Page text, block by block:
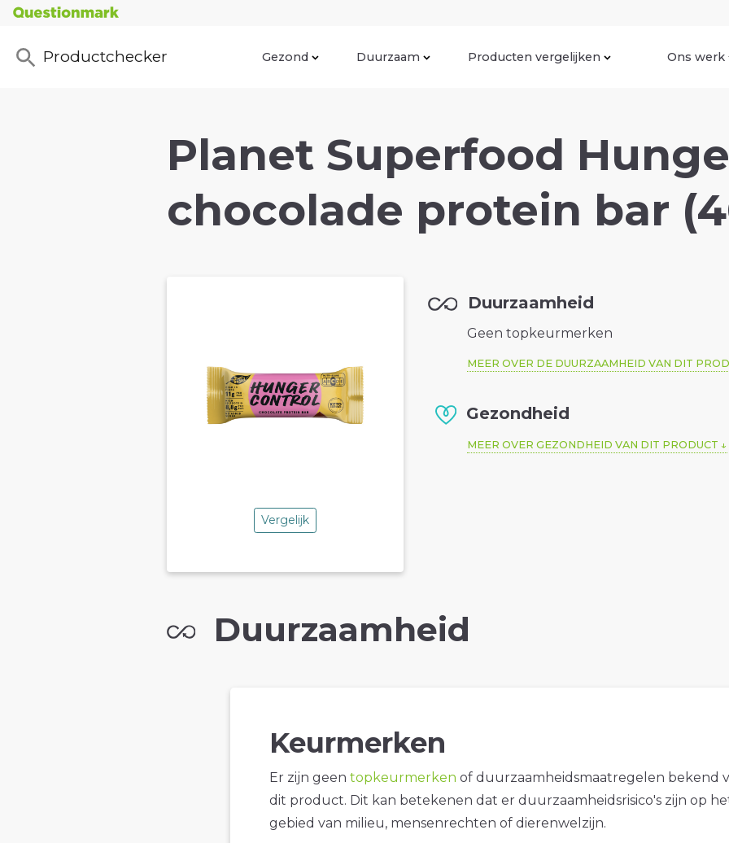
Productchecker Gezond Duurzaam Producten vergelijken Ons werk
Planet Superfood
chocolade protein bar
Vergelijk
Duurzaamheid
Geen topkeurmerken
MEER OVER DE DUURZAAMHEID VAN DIT
Gezondheid
MEER OVER GEZONDHEID VAN DIT PRODUCT
Duurzaamheid
Keurmerken
Er zijn geen topkeurmerken of duurzaamheidsmaatregelen bekend
dit product. Dit kan betekenen dat er duurzaamheidsrisico's zijn op
gebied van milieu, mensenrechten of dierenwelzijn.